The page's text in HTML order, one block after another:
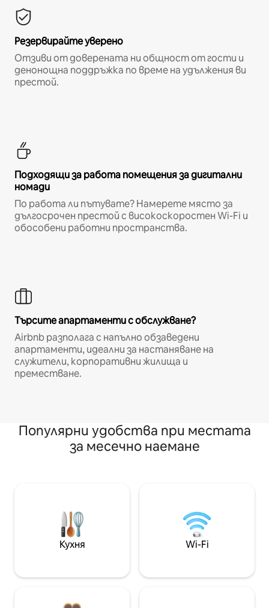
Резервирайте уверено
Отзиви от доверената ни общност от гости и
денонощна поддръжка по време на удължения ви
престой.
Подходящи за работа помещения за дигитални
номади
По работа ли пътувате? Намерете място за
дългосрочен престой с високоскоростен Wi-Fi и
обособени работни пространства.
Търсите апартаменти с обслужване?
Airbnb разполага с напълно обзаведени
апартаменти, идеални за настаняване на
служители, корпоративни жилища и
преместване.
Популярни удобства при местата
за месечно наемане
Кухня Wi-Fi